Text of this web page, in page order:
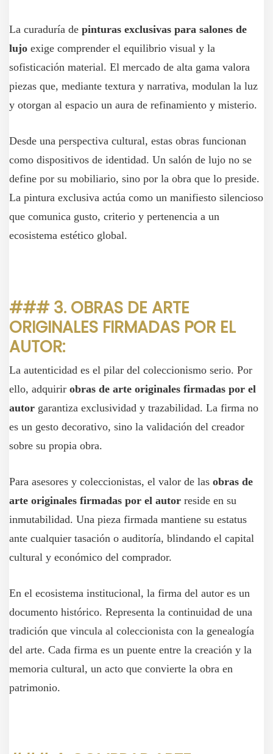
La curaduría de pinturas exclusivas para salones de
lujo exige comprender el equilibrio visual y la
sofisticación material. El mercado de alta gama valora
piezas que, mediante textura y narrativa, modulan la luz
y otorgan al espacio un aura de refinamiento y misterio.
Desde una perspectiva cultural, estas obras funcionan
como dispositivos de identidad. Un salón de lujo no se
define por su mobiliario, sino por la obra que lo preside.
La pintura exclusiva actúa como un manifiesto silencioso
que comunica gusto, criterio y pertenencia a un
ecosistema estético global.
### 3. OBRAS DE ARTE
ORIGINALES FIRMADAS POR EL
AUTOR:
La autenticidad es el pilar del coleccionismo serio. Por
ello, adquirir obras de arte originales firmadas por el
autor garantiza exclusividad y trazabilidad. La firma no
es un gesto decorativo, sino la validación del creador
sobre su propia obra.
Para asesores y coleccionistas, el valor de las obras de
arte originales firmadas por el autor reside en su
inmutabilidad. Una pieza firmada mantiene su estatus
ante cualquier tasación o auditoría, blindando el capital
cultural y económico del comprador.
En el ecosistema institucional, la firma del autor es un
documento histórico. Representa la continuidad de una
tradición que vincula al coleccionista con la genealogía
del arte. Cada firma es un puente entre la creación y la
memoria cultural, un acto que convierte la obra en
patrimonio.